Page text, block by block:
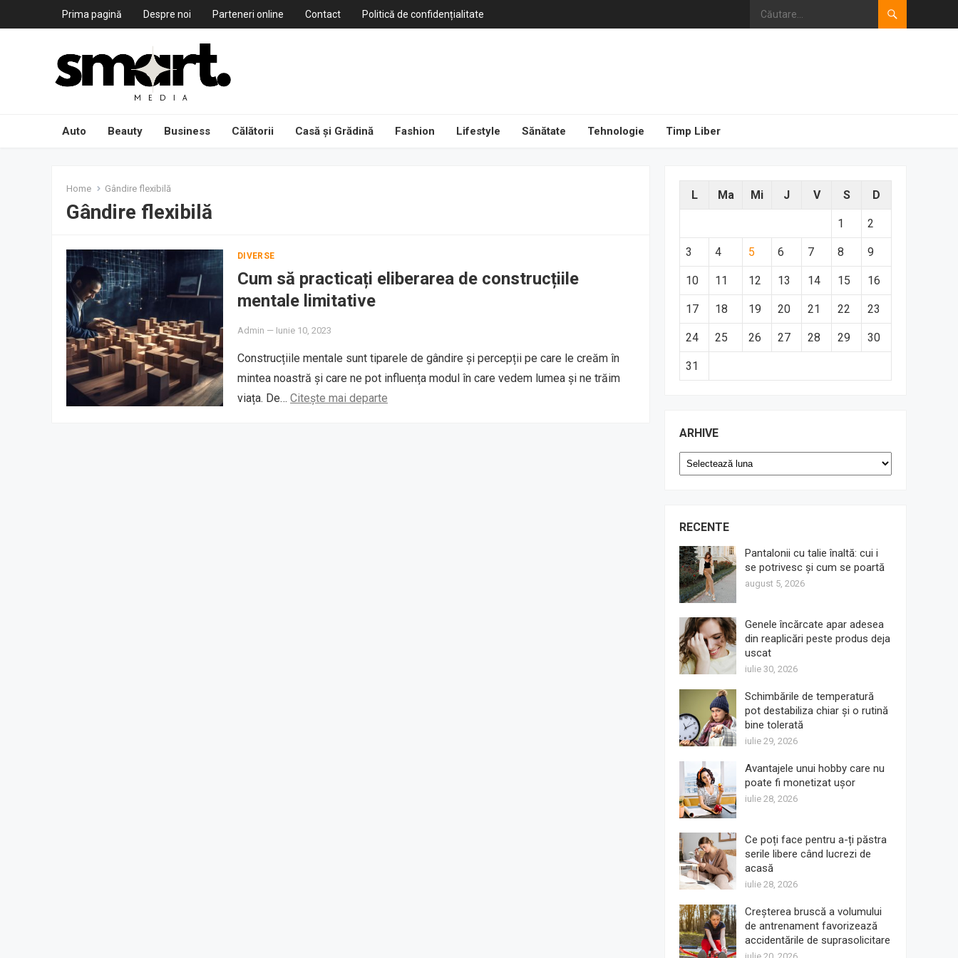
Prima pagină Despre noi Parteneri online Contact Politică de confidențialitate
Auto Beauty Business Călătorii Casă și Grădină Fashion Lifestyle Sănătate Tehnologie Timp Liber
Home Gândire flexibilă
Gândire flexibilă
DIVERSE
Cum să practicați eliberarea de construcțiile
mentale limitative
Admin — Iunie 10, 2023
Construcțiile mentale sunt tiparele de gândire și percepții pe care le creăm în
mintea noastră și care ne pot influența modul în care vedem lumea și ne trăim
viața. De… Citește mai departe
L Ma Mi J V S D
1 2
3 4 5 6 7 8 9
10 11 12 13 14 15 16
17 18 19 20 21 22 23
24 25 26 27 28 29 30
31
ARHIVE
Arhive
RECENTE
Pantalonii cu talie înaltă: cui i
se potrivesc și cum se poartă
august 5, 2026
Genele încărcate apar adesea
din reaplicări peste produs deja
uscat
iulie 30, 2026
Schimbările de temperatură
pot destabiliza chiar și o rutină
bine tolerată
iulie 29, 2026
Avantajele unui hobby care nu
poate fi monetizat ușor
iulie 28, 2026
Ce poți face pentru a-ți păstra
serile libere când lucrezi de
acasă
iulie 28, 2026
Creșterea bruscă a volumului
de antrenament favorizează
accidentările de suprasolicitare